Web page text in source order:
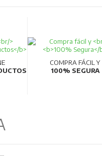
COMPRA FÁCIL Y
100% SEGURA